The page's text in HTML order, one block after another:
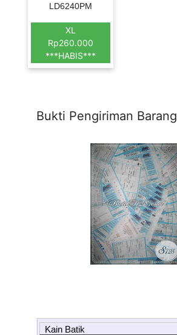
LD6240PM
XL
Rp260.000
***HABIS***
Bukti Pengiriman Barang
Kain Batik